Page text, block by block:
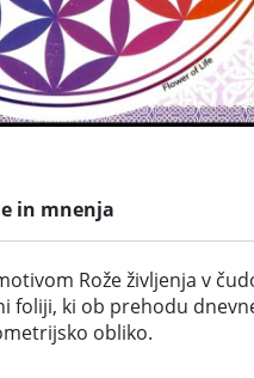
in mnenja
Rože življenja v
foliji, ki ob prehodu
obliko.